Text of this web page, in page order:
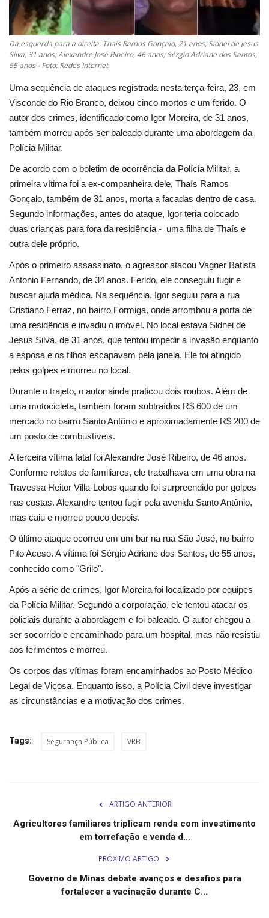
Saúde
Política
Trânsito
Segurança Pública
Economia
Educação
Esporte
Solidariedade
Meio Ambiente
Justiça
Obituário
Brasil
Minas Gerais
Da esquerda para a direita: Thaís Ramos Gonçalo, 21 anos; Sidnei de Jesus
Silva, 31 anos; Alexandre José Ribeiro, 46 anos; Sérgio Adriane dos Santos,
55 anos - Foto: Redes Internet
Uma sequência de ataques registrada nesta terça-feira, 23, em
Visconde do Rio Branco, deixou cinco mortos e um ferido. O
autor dos crimes, identificado como Igor Moreira, de 31 anos,
também morreu após ser baleado durante uma abordagem da
Polícia Militar.
De acordo com o boletim de ocorrência da Polícia Militar, a
primeira vítima foi a ex-companheira dele, Thaís Ramos
Gonçalo, também de 31 anos, morta a facadas dentro de casa.
Segundo informações, antes do ataque, Igor teria colocado
duas crianças para fora da residência - uma filha de Thaís e
outra dele próprio.
Após o primeiro assassinato, o agressor atacou Vagner Batista
Antonio Fernando, de 34 anos. Ferido, ele conseguiu fugir e
buscar ajuda médica. Na sequência, Igor seguiu para a rua
Cristiano Ferraz, no bairro Formiga, onde arrombou a porta de
uma residência e invadiu o imóvel. No local estava Sidnei de
Jesus Silva, de 31 anos, que tentou impedir a invasão enquanto
a esposa e os filhos escapavam pela janela. Ele foi atingido
pelos golpes e morreu no local.
Durante o trajeto, o autor ainda praticou dois roubos. Além de
uma motocicleta, também foram subtraídos R$ 600 de um
mercado no bairro Santo Antônio e aproximadamente R$ 200 de
um posto de combustíveis.
A terceira vítima fatal foi Alexandre José Ribeiro, de 46 anos.
Conforme relatos de familiares, ele trabalhava em uma obra na
Travessa Heitor Villa-Lobos quando foi surpreendido por golpes
nas costas. Alexandre tentou fugir pela avenida Santo Antônio,
mas caiu e morreu pouco depois.
O último ataque ocorreu em um bar na rua São José, no bairro
Pito Aceso. A vítima foi Sérgio Adriane dos Santos, de 55 anos,
conhecido como "Grilo".
Após a série de crimes, Igor Moreira foi localizado por equipes
da Polícia Militar. Segundo a corporação, ele tentou atacar os
policiais durante a abordagem e foi baleado. O autor chegou a
ser socorrido e encaminhado para um hospital, mas não resistiu
aos ferimentos e morreu.
Os corpos das vítimas foram encaminhados ao Posto Médico
Legal de Viçosa. Enquanto isso, a Polícia Civil deve investigar
as circunstâncias e a motivação dos crimes.
Tags: Segurança Pública VRB
ARTIGO ANTERIOR
Agricultores familiares triplicam renda com investimento
em torrefação e venda d...
PRÓXIMO ARTIGO
Governo de Minas debate avanços e desafios para
fortalecer a vacinação durante C...